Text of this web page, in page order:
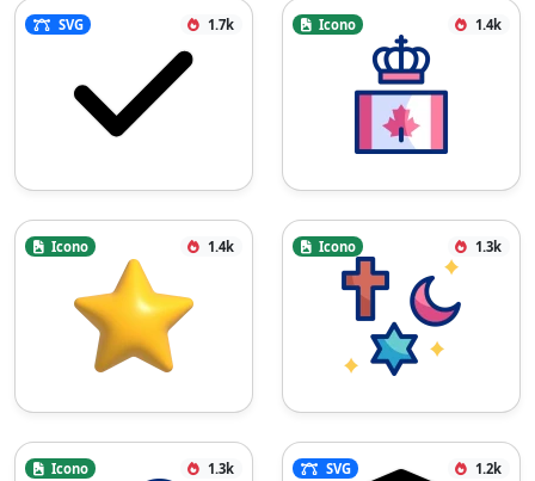
SVG 1.7k Icono 1.4k
Icono 1.4k Icono 1.3k
Icono 1.3k SVG 1.2k